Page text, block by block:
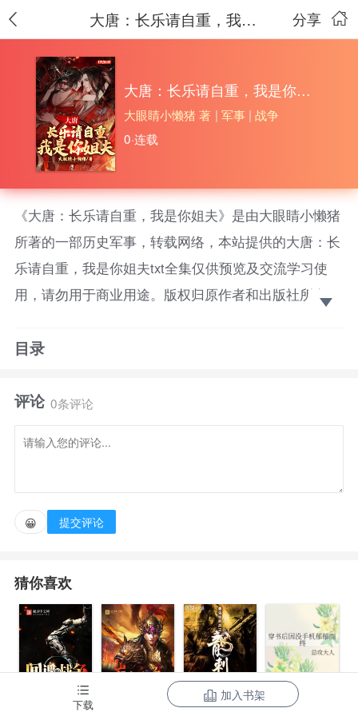
分享
大唐：长乐请自重，我是你姐夫
大唐：长乐请自重，我是你姐夫
大眼睛小懒猪 著 | 军事 | 战争
0·连载
《大唐：长乐请自重，我是你姐夫》是由大眼睛小懒猪
所著的一部历史军事，转载网络，本站提供的大唐：长
乐请自重，我是你姐夫txt全集仅供预览及交流学习使
用，请勿用于商业用途。版权归原作者和出版社所有，
版！ 神秘古武世家传人萧锐，因为一枚储物灵戒意外
不想继承家业去做官，只想搞搞创业发明，靠着各种
科技与狠活征服大唐，成为世界首富。
却意外被皇帝发掘，赐婚皇帝长女，成为了第一驸
马。随着一步步的成长崛起，萧锐的影响越来越大，身
都……萧锐：完了，大唐规定驸马只能娶一个，这怎么
整？
目录
评论 0条评论
😀 提交评论
猜你喜欢
最强特种兵之
下载
加入书架